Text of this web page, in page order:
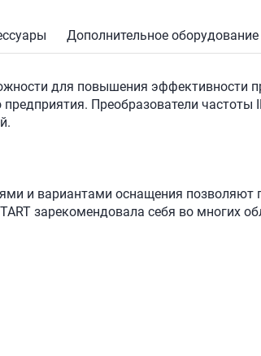
Дополнительное оборудование
для повышения эффективности
Преобразователи частоты
и вариантами оснащения позволяют
зарекомендовала себя во многих